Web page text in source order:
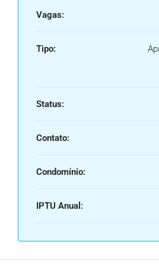
Vagas:
Tipo:
Status:
Contato:
Condomínio:
IPTU Anual: